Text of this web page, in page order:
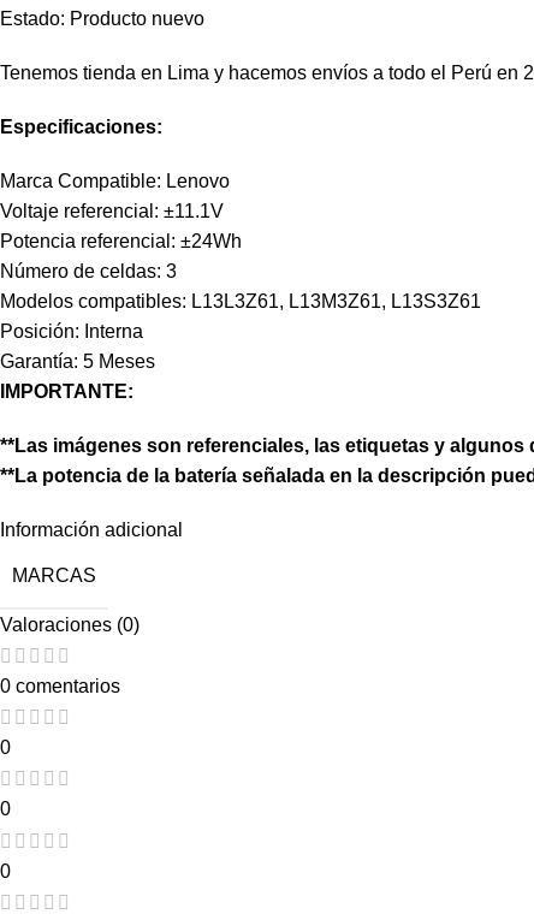
Estado: Producto nuevo
Tenemos tienda en Lima y hacemos envíos a todo el Perú en
Especificaciones:
Marca Compatible: Lenovo
Voltaje referencial: ±11.1V
Potencia referencial: ±24Wh
Número de celdas: 3
Modelos compatibles: L13L3Z61, L13M3Z61, L13S3Z61
Posición: Interna
Garantía: 5 Meses
IMPORTANTE:
**Las imágenes son referenciales, las etiquetas y
**La potencia de la batería señalada en la descripción
Información adicional
MARCAS
Valoraciones (0)
0 comentarios
0
0
0